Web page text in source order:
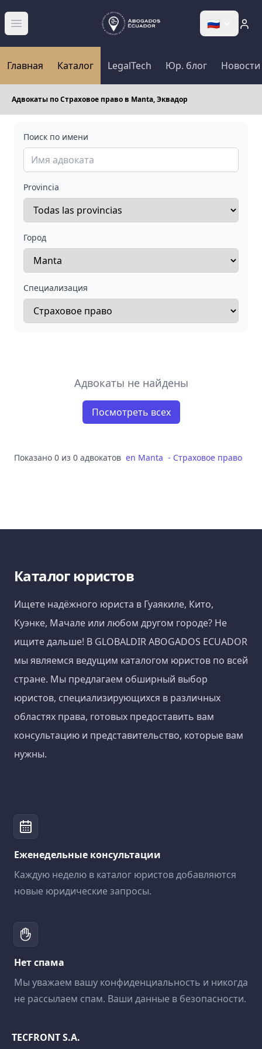
Abrir menú 🇷🇺
Главная Каталог LegalTech Юр. блог Новости
Адвокаты по Страховое право в Manta, Эквадор
Поиск по имени
Provincia
Город
Специализация
Адвокаты не найдены
Посмотреть всех
Показано 0 из 0 адвокатов en Manta - Страховое право
Каталог юристов
Ищете надёжного юриста в Гуаякиле, Кито,
Куэнке, Мачале или любом другом городе? Не
ищите дальше! В GLOBALDIR ABOGADOS ECUADOR
мы являемся ведущим каталогом юристов по всей
стране. Мы предлагаем обширный выбор
юристов, специализирующихся в различных
областях права, готовых предоставить вам
консультацию и представительство, которые вам
нужны.
Еженедельные консультации
Каждую неделю в каталог юристов добавляются
новые юридические запросы.
Нет спама
Мы уважаем вашу конфиденциальность и никогда
не рассылаем спам. Ваши данные в безопасности.
TECFRONT S.A.